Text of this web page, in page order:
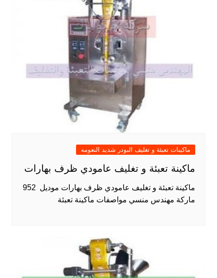
ماكينات تعبئة و تغليف البودر شديد النعومه
ماكينة تعبئة و تغليف عامودي ظرف بهارات
ماكينة تعبئة و تغليف عامودي ظرف بهارات موديل 952
ماركة مهندس منسي مواصفات ماكينة تعبئة